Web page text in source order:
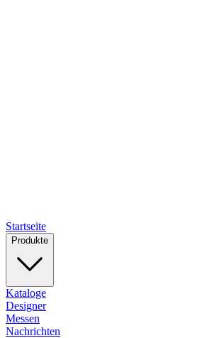
Startseite
Produkte
Kataloge
Designer
Messen
Nachrichten